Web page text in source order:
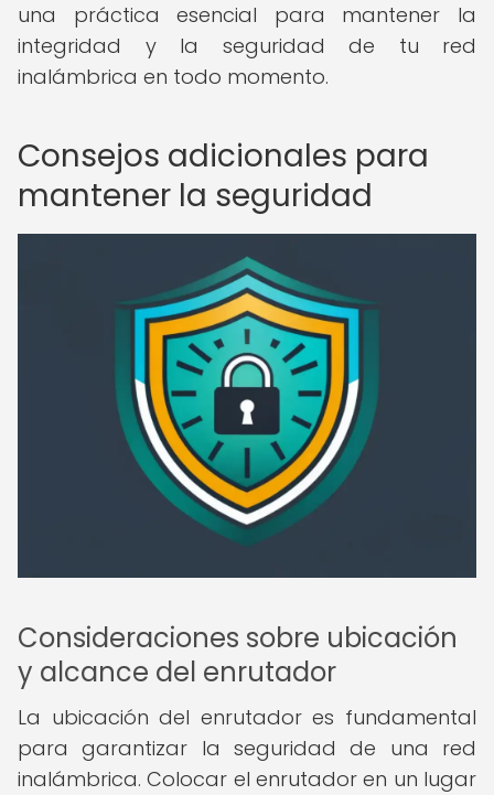
una práctica esencial para mantener la
integridad y la seguridad de tu red
inalámbrica en todo momento.
Consejos adicionales para
mantener la seguridad
Consideraciones sobre ubicación
y alcance del enrutador
La ubicación del enrutador es fundamental
para garantizar la seguridad de una red
inalámbrica. Colocar el enrutador en un lugar